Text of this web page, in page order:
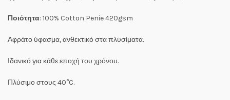
Ποιότητα: 100% Cotton Penie 420gsm
Αφράτο ύφασμα, ανθεκτικό στα πλυσίματα.
Ιδανικό για κάθε εποχή του χρόνου.
Πλύσιμο στους 40°C.